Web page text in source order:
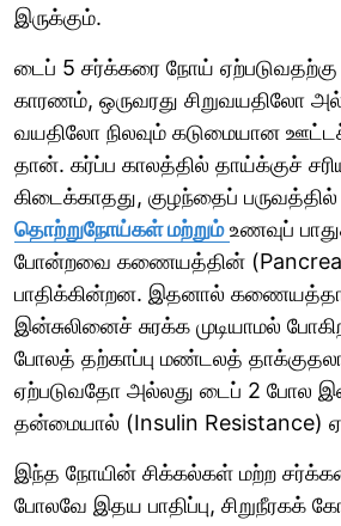
இருக்கும்.
டைப் 5 சர்க்கரை நோய் ஏற்படுவதற்கு
காரணம், ஒருவரது சிறுவயதிலோ
வயதிலோ நிலவும் கடுமையான
தான். கர்ப்ப காலத்தில் தாய்க்குச்
கிடைக்காதது, குழந்தைப் பருவத்தில்
தொற்றுநோய்கள் மற்றும் உணவுப்
போன்றவை கணையத்தின்
பாதிக்கின்றன. இதனால்
இன்சுலினைச் சுரக்க முடியாமல்
போலத் தற்காப்பு மண்டலத்
ஏற்படுவதோ அல்லது டைப் 2 போல
தன்மையால் (Insulin Resistance)
இந்த நோயின் சிக்கல்கள் மற்ற
போலவே இதய பாதிப்பு, சிறுநீரகக்